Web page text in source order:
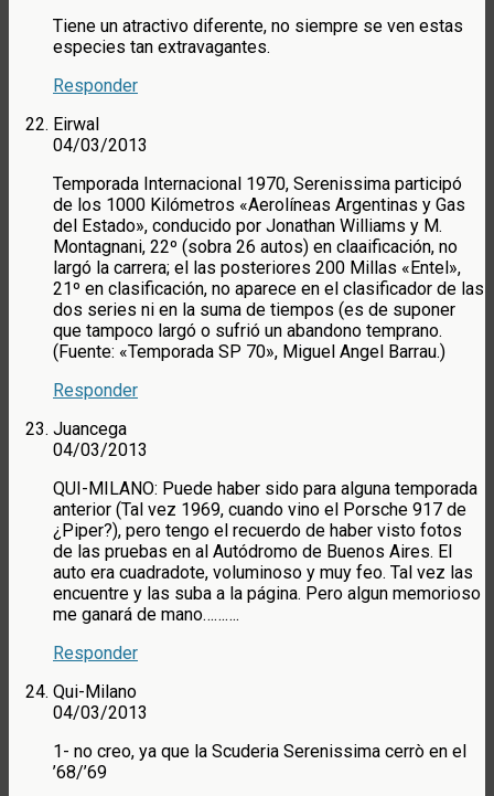
Tiene un atractivo diferente, no siempre se ven estas
especies tan extravagantes.
Responder
Eirwal
04/03/2013
Temporada Internacional 1970, Serenissima participó
de los 1000 Kilómetros «Aerolíneas Argentinas y Gas
del Estado», conducido por Jonathan Williams y M.
Montagnani, 22º (sobra 26 autos) en claaificación, no
largó la carrera; el las posteriores 200 Millas «Entel»,
21º en clasificación, no aparece en el clasificador de las
dos series ni en la suma de tiempos (es de suponer
que tampoco largó o sufrió un abandono temprano.
(Fuente: «Temporada SP 70», Miguel Angel Barrau.)
Responder
Juancega
04/03/2013
QUI-MILANO: Puede haber sido para alguna temporada
anterior (Tal vez 1969, cuando vino el Porsche 917 de
¿Piper?), pero tengo el recuerdo de haber visto fotos
de las pruebas en al Autódromo de Buenos Aires. El
auto era cuadradote, voluminoso y muy feo. Tal vez las
encuentre y las suba a la página. Pero algun memorioso
me ganará de mano……….
Responder
Qui-Milano
04/03/2013
1- no creo, ya que la Scuderia Serenissima cerrò en el
’68/’69